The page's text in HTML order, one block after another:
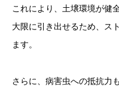
これにより、土壌環境が健
大限に引き出せるため、ス
ます。
さらに、病害虫への抵抗力